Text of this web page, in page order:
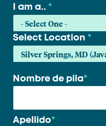
I am a.. *
Select Location *
Su
Nombre de pila*
Apellido*